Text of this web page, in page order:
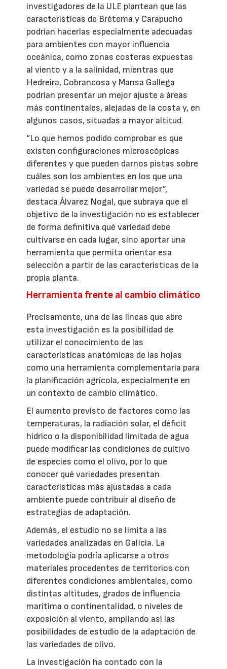
investigadores de la ULE plantean que las
características de Brétema y Carapucho
podrían hacerlas especialmente adecuadas
para ambientes con mayor influencia
oceánica, como zonas costeras expuestas
al viento y a la salinidad, mientras que
Hedreira, Cobrancosa y Mansa Gallega
podrían presentar un mejor ajuste a áreas
más continentales, alejadas de la costa y, en
algunos casos, situadas a mayor altitud.
“Lo que hemos podido comprobar es que
existen configuraciones microscópicas
diferentes y que pueden darnos pistas sobre
cuáles son los ambientes en los que una
variedad se puede desarrollar mejor”,
destaca Álvarez Nogal, que subraya que el
objetivo de la investigación no es establecer
de forma definitiva qué variedad debe
cultivarse en cada lugar, sino aportar una
herramienta que permita orientar esa
selección a partir de las características de la
propia planta.
Herramienta frente al cambio climático
Precisamente, una de las líneas que abre
esta investigación es la posibilidad de
utilizar el conocimiento de las
características anatómicas de las hojas
como una herramienta complementaria para
la planificación agrícola, especialmente en
un contexto de cambio climático.
El aumento previsto de factores como las
temperaturas, la radiación solar, el déficit
hídrico o la disponibilidad limitada de agua
puede modificar las condiciones de cultivo
de especies como el olivo, por lo que
conocer qué variedades presentan
características más ajustadas a cada
ambiente puede contribuir al diseño de
estrategias de adaptación.
Además, el estudio no se limita a las
variedades analizadas en Galicia. La
metodología podría aplicarse a otros
materiales procedentes de territorios con
diferentes condiciones ambientales, como
distintas altitudes, grados de influencia
marítima o continentalidad, o niveles de
exposición al viento, ampliando así las
posibilidades de estudio de la adaptación de
las variedades de olivo.
La investigación ha contado con la